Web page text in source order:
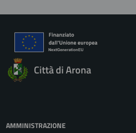
Città di Arona
AMMINISTRAZIONE